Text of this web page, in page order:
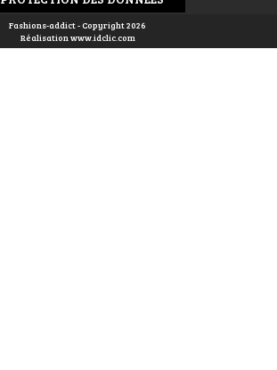
Fashions-addict - Copyright 2026
Réalisation www.idclic.com